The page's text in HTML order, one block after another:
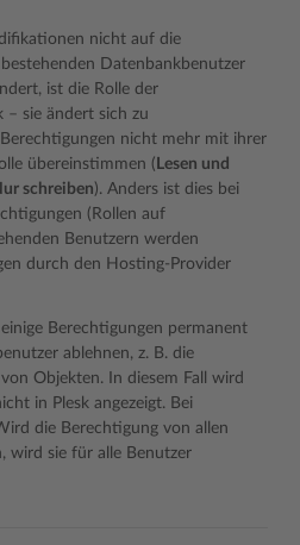
nicht auf die
Datenbankbenutzer
ist die Rolle der
– sie ändert sich zu
nicht mehr mit ihrer
übereinstimmen ( Lesen und
schreiben). Anders ist dies bei
(Rollen auf
Benutzern werden
durch den Hosting-Provider
Berechtigungen permanent
ablehnen, z. B. die
Objekten. In diesem Fall wird
in Plesk angezeigt. Bei
die Berechtigung von allen
wird sie für alle Benutzer